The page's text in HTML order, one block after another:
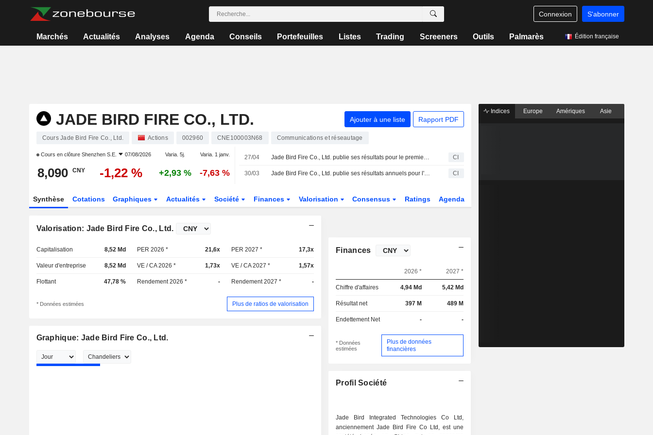
Connexion S'abonner
Marchés Actualités Analyses Agenda Conseils Portefeuilles Listes Trading Screeners Outils Palmarès Édition française
JADE BIRD FIRE CO., LTD. Ajouter à une liste Rapport PDF
Cours Jade Bird Fire Co., Ltd. Actions 002960 CNE100003N68 Communications et réseautage
Cours en clôture Shenzhen S.E. 07/08/2026 Varia. 5j. Varia. 1 janv.
8,090 CNY -1,22 % +2,93 % -7,63 %
27/04 Jade Bird Fire Co., Ltd. publie ses résultats pour le premier trimestre clos le 31 mars 2026 CI
30/03 Jade Bird Fire Co., Ltd. publie ses résultats annuels pour l'exercice clos le 31 décembre 2025 CI
Synthèse Cotations Graphiques Actualités Société Finances Valorisation Consensus Ratings Agenda
Valorisation: Jade Bird Fire Co., Ltd.
Capitalisation 8,52 Md PER 2026 * 21,6x PER 2027 * 17,3x
Valeur d'entreprise 8,52 Md VE / CA 2026 * 1,73x VE / CA 2027 * 1,57x
Flottant 47,78 % Rendement 2026 * - Rendement 2027 * -
* Données estimées Plus de ratios de valorisation
Graphique: Jade Bird Fire Co., Ltd.
Finances
2026 * 2027 *
Chiffre d'affaires 4,94 Md 5,42 Md
Résultat net 397 M 489 M
Endettement Net - -
* Données
estimées
Plus de données
financières
Profil Société
Jade Bird Integrated Technologies Co Ltd,
anciennement Jade Bird Fire Co Ltd, est une
Indices Europe Amériques Asie